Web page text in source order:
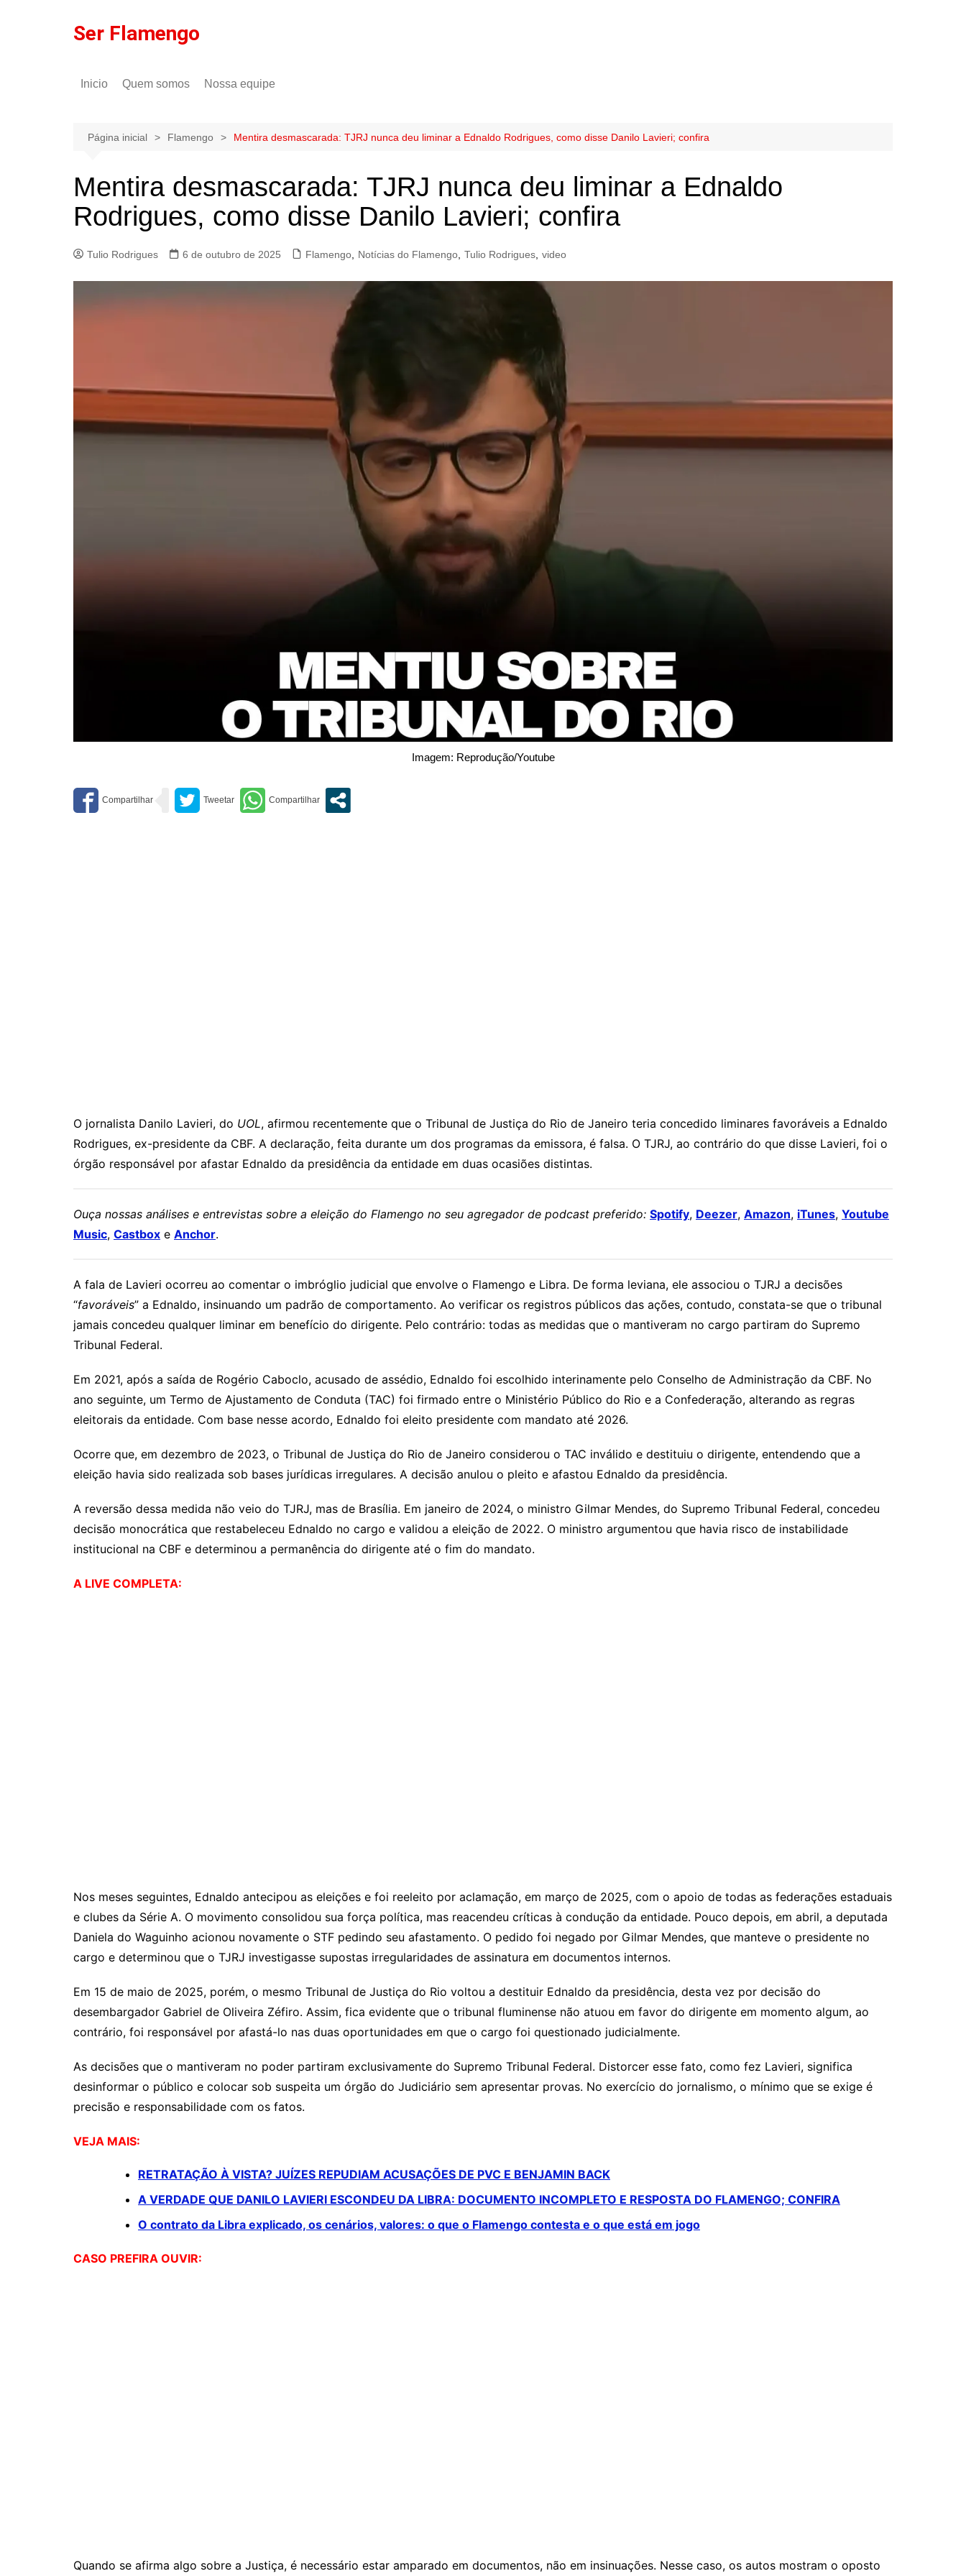
Ser Flamengo
Inicio Quem somos
Política de privacidade
Nossa equipe
Gilson Lima
Página inicial Flamengo Mentira desmascarada: TJRJ nunca deu liminar a Ednaldo Rodrigues, como disse Danilo Lavieri; confira
Mentira desmascarada: TJRJ nunca deu liminar a Ednaldo
Rodrigues, como disse Danilo Lavieri; confira
Tulio Rodrigues 6 de outubro de 2025 Flamengo Notícias do Flamengo Tulio Rodrigues video
Imagem: Reprodução/Youtube
O jornalista Danilo Lavieri, do UOL, afirmou recentemente que o Tribunal de Justiça do Rio de Janeiro teria concedido liminares favoráveis a Ednaldo
Rodrigues, ex-presidente da CBF. A declaração, feita durante um dos programas da emissora, é falsa. O TJRJ, ao contrário do que disse Lavieri, foi o
órgão responsável por afastar Ednaldo da presidência da entidade em duas ocasiões distintas.
Ouça nossas análises e entrevistas sobre a eleição do Flamengo no seu agregador de podcast preferido: Spotify, Deezer, Amazon, iTunes, Youtube
Music, Castbox e Anchor.
A fala de Lavieri ocorreu ao comentar o imbróglio judicial que envolve o Flamengo e Libra. De forma leviana, ele associou o TJRJ a decisões
“favoráveis” a Ednaldo, insinuando um padrão de comportamento. Ao verificar os registros públicos das ações, contudo, constata-se que o tribunal
jamais concedeu qualquer liminar em benefício do dirigente. Pelo contrário: todas as medidas que o mantiveram no cargo partiram do Supremo
Tribunal Federal.
Em 2021, após a saída de Rogério Caboclo, acusado de assédio, Ednaldo foi escolhido interinamente pelo Conselho de Administração da CBF. No
ano seguinte, um Termo de Ajustamento de Conduta (TAC) foi firmado entre o Ministério Público do Rio e a Confederação, alterando as regras
eleitorais da entidade. Com base nesse acordo, Ednaldo foi eleito presidente com mandato até 2026.
Ocorre que, em dezembro de 2023, o Tribunal de Justiça do Rio de Janeiro considerou o TAC inválido e destituiu o dirigente, entendendo que a
eleição havia sido realizada sob bases jurídicas irregulares. A decisão anulou o pleito e afastou Ednaldo da presidência.
A reversão dessa medida não veio do TJRJ, mas de Brasília. Em janeiro de 2024, o ministro Gilmar Mendes, do Supremo Tribunal Federal, concedeu
decisão monocrática que restabeleceu Ednaldo no cargo e validou a eleição de 2022. O ministro argumentou que havia risco de instabilidade
institucional na CBF e determinou a permanência do dirigente até o fim do mandato.
A LIVE COMPLETA:
Nos meses seguintes, Ednaldo antecipou as eleições e foi reeleito por aclamação, em março de 2025, com o apoio de todas as federações estaduais
e clubes da Série A. O movimento consolidou sua força política, mas reacendeu críticas à condução da entidade. Pouco depois, em abril, a deputada
Daniela do Waguinho acionou novamente o STF pedindo seu afastamento. O pedido foi negado por Gilmar Mendes, que manteve o presidente no
cargo e determinou que o TJRJ investigasse supostas irregularidades de assinatura em documentos internos.
Em 15 de maio de 2025, porém, o mesmo Tribunal de Justiça do Rio voltou a destituir Ednaldo da presidência, desta vez por decisão do
desembargador Gabriel de Oliveira Zéfiro. Assim, fica evidente que o tribunal fluminense não atuou em favor do dirigente em momento algum, ao
contrário, foi responsável por afastá-lo nas duas oportunidades em que o cargo foi questionado judicialmente.
As decisões que o mantiveram no poder partiram exclusivamente do Supremo Tribunal Federal. Distorcer esse fato, como fez Lavieri, significa
desinformar o público e colocar sob suspeita um órgão do Judiciário sem apresentar provas. No exercício do jornalismo, o mínimo que se exige é
precisão e responsabilidade com os fatos.
VEJA MAIS:
RETRATAÇÃO À VISTA? JUÍZES REPUDIAM ACUSAÇÕES DE PVC E BENJAMIN BACK
A VERDADE QUE DANILO LAVIERI ESCONDEU DA LIBRA: DOCUMENTO INCOMPLETO E RESPOSTA DO FLAMENGO; CONFIRA
O contrato da Libra explicado, os cenários, valores: o que o Flamengo contesta e o que está em jogo
CASO PREFIRA OUVIR:
Quando se afirma algo sobre a Justiça, é necessário estar amparado em documentos, não em insinuações. Nesse caso, os autos mostram o oposto